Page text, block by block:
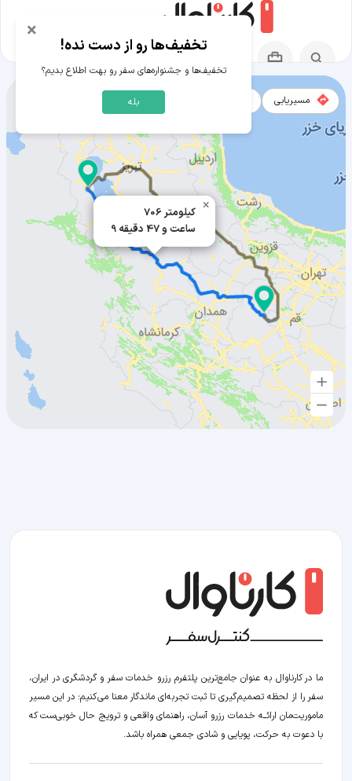
706 کیلومتر
9 ساعت و 47 دقیقه
×
مسیریابی
مسیر تفرش به ارومیه
ما در کارناوال به عنوان جامع‌ترین پلتفرم رزرو خدمات سفر و گردشگری در ایران،
سفر را از لحظه‌ تصمیم‌گیری تا ثبت تجربه‌ای ماندگار معنا می‌کنیم؛ در این مسیر‍
ماموریت‌مان اراﺋــﻪ خدمات رزرو آسان، راهنمای واقعی و ترویج حال خوبی‌ست که
با دعوت به حرکت، پویایی و شادی جمعی همراه باشد.
× تخفیف‌ها رو از دست نده!
تخفیف‌ها و جشنواره‌های سفر رو بهت اطلاع بدیم؟
بله